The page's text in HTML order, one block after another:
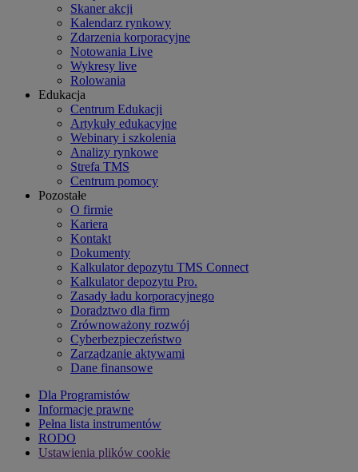
Skaner akcji
Kalendarz rynkowy
Zdarzenia korporacyjne
Notowania Live
Wykresy live
Rolowania
Edukacja
Centrum Edukacji
Artykuły edukacyjne
Webinary i szkolenia
Analizy rynkowe
Strefa TMS
Centrum pomocy
Pozostałe
O firmie
Kariera
Kontakt
Dokumenty
Kalkulator depozytu TMS Connect
Kalkulator depozytu Pro.
Zasady ładu korporacyjnego
Doradztwo dla firm
Zrównoważony rozwój
Cyberbezpieczeństwo
Zarządzanie aktywami
Dane finansowe
Dla Programistów
Informacje prawne
Pełna lista instrumentów
RODO
Ustawienia plików cookie